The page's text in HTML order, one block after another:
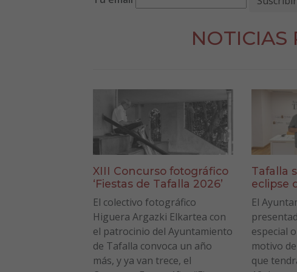
NOTICIAS
XIII Concurso fotográfico
‘Fiestas de Tafalla 2026’
El colectivo fotográfico
Higuera Argazki Elkartea con
el patrocinio del Ayuntamiento
de Tafalla convoca un año
más, y ya van trece, el
Tafalla
eclipse
El
especial
motivo
que